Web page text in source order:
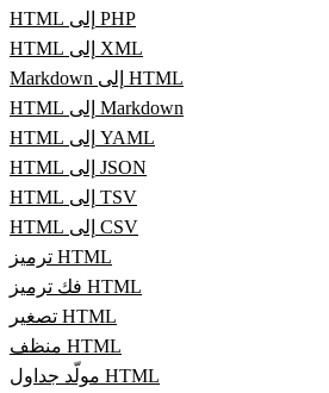
HTML إلى PHP
HTML إلى XML
Markdown إلى HTML
HTML إلى Markdown
HTML إلى YAML
HTML إلى JSON
HTML إلى TSV
HTML إلى CSV
ترميز HTML
فك ترميز HTML
تصغير HTML
منظف HTML
مولّد جداول HTML